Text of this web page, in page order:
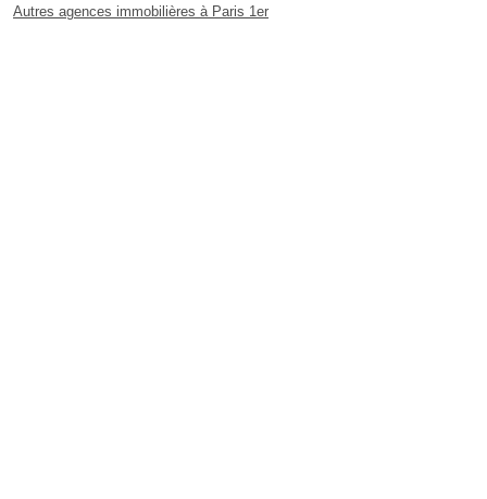
Autres agences immobilières à Paris 1er